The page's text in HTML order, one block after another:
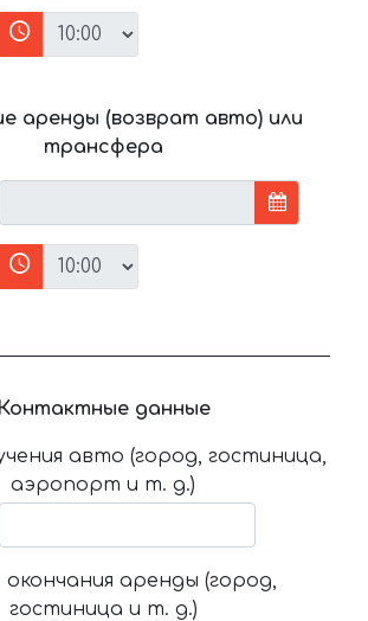
аренды (возврат авто) или
трансфера
Контактные данные
авто (город, гостиница,
аэропорт и т. д.)
аренды (город,
гостиница и т. д.)